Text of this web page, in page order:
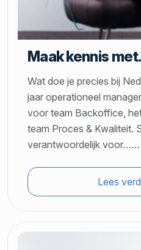
Maak kennis
Wat doe je precies bij
jaar operationeel
voor team Backoffice,
team Proces & Kwaliteit.
verantwoordelijk voor……
Lees